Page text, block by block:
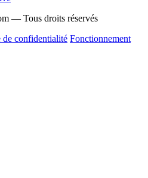
— Tous droits réservés
de confidentialité Fonctionnement